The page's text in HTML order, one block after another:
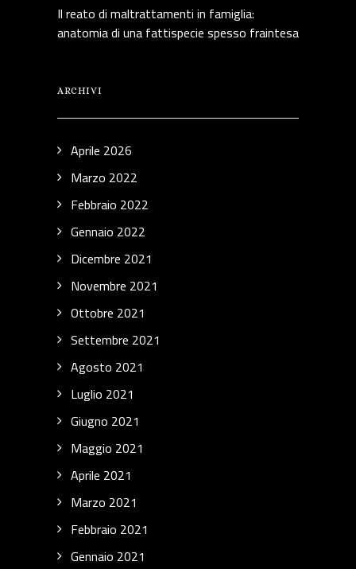
Il reato di maltrattamenti in famiglia:
anatomia di una fattispecie spesso fraintesa
ARCHIVI
Aprile 2026
Marzo 2022
Febbraio 2022
Gennaio 2022
Dicembre 2021
Novembre 2021
Ottobre 2021
Settembre 2021
Agosto 2021
Luglio 2021
Giugno 2021
Maggio 2021
Aprile 2021
Marzo 2021
Febbraio 2021
Gennaio 2021